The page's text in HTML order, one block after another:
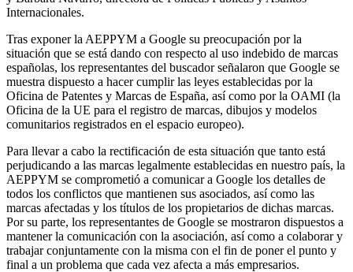
Internacionales.
Tras exponer la AEPPYM a Google su preocupación por la
situación que se está dando con respecto al uso indebido de marcas
españolas, los representantes del buscador señalaron que Google se
muestra dispuesto a hacer cumplir las leyes establecidas por la
Oficina de Patentes y Marcas de España, así como por la OAMI (la
Oficina de la UE para el registro de marcas, dibujos y modelos
comunitarios registrados en el espacio europeo).
Para llevar a cabo la rectificación de esta situación que tanto está
perjudicando a las marcas legalmente establecidas en nuestro país, la
AEPPYM se comprometió a comunicar a Google los detalles de
todos los conflictos que mantienen sus asociados, así como las
marcas afectadas y los títulos de los propietarios de dichas marcas.
Por su parte, los representantes de Google se mostraron dispuestos a
mantener la comunicación con la asociación, así como a colaborar y
trabajar conjuntamente con la misma con el fin de poner el punto y
final a un problema que cada vez afecta a más empresarios.